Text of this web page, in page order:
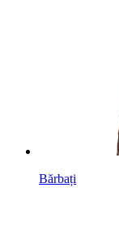
Bărbați